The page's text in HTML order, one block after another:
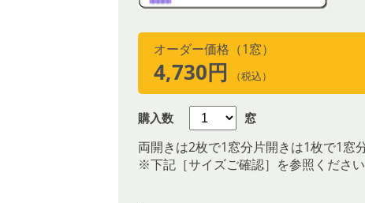
オーダー価格（1窓）
4,730円 （税込）
購入数 窓
両開きは2枚で1窓分片開きは1枚で1窓
※下記［サイズご確認］を参照ください